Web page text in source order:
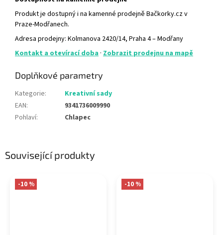
Související produkty
-10 % -10 %
Produkt je dostupný i na kamenné prodejně Bačkorky.cz v
Praze-Modřanech.
Adresa prodejny: Kolmanova 2420/14, Praha 4 – Modřany
Kontakt a otevírací doba · Zobrazit prodejnu na mapě
Doplňkové parametry
Kategorie:
Kreativní sady
EAN:
9341736009990
Pohlaví: Chlapec